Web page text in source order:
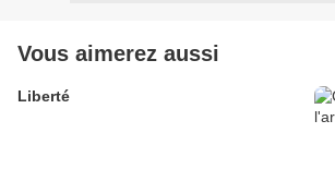
Vous aimerez aussi
Liberté